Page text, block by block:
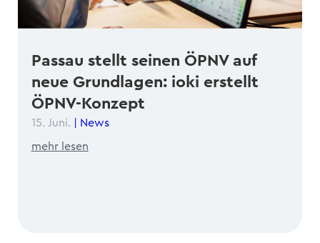
Passau stellt seinen ÖPNV auf
neue Grundlagen: ioki erstellt
ÖPNV-Konzept
15. Juni. News
mehr lesen